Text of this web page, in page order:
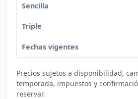
Precios sujetos a disponibilidad,
temporada, impuestos y
reservar.